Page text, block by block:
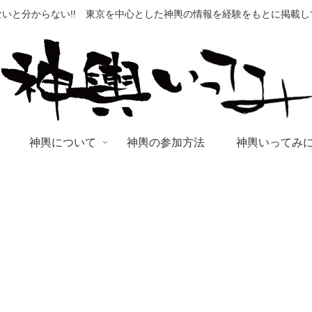
と分からない!! 東京を中心とした神輿の情報を経験をもとに掲載
神輿について 神輿の参加方法 神輿いってみ